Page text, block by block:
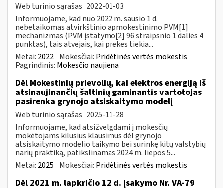
Web turinio sąrašas 2022-01-03
Informuojame, kad nuo 2022 m. sausio 1 d.
nebetaikomas atvirkštinio apmokestinimo PVM[1]
mechanizmas (PVM įstatymo[2] 96 straipsnio 1 dalies 4
punktas), tais atvejais, kai prekes tiekia...
Metai: 2022 Mokesčiai: Pridėtinės vertės mokestis
Pagrindinis: Mokesčio naujiena
Dėl Mokestinių prievolių, kai elektros energiją iš
atsinaujinančių šaltinių gaminantis vartotojas
pasirenka grynojo atsiskaitymo modelį
Web turinio sąrašas 2025-11-28
Informuojame, kad atsižvelgdami į mokesčių
mokėtojams kilusius klausimus dėl grynojo
atsiskaitymo modelio taikymo bei surinkę kitų valstybių
narių praktiką, patikslinamas 2024 m. liepos 5...
Metai: 2025 Mokesčiai: Pridėtinės vertės mokestis
Dėl 2021 m. lapkričio 12 d. įsakymo Nr. VA-79